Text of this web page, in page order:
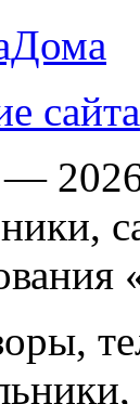
сайта